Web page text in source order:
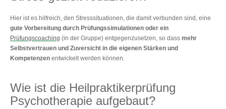
Hier ist es hilfreich, den Stresssituationen, die damit verbunden sind, eine
gute Vorbereitung durch Prüfungssimulationen oder ein
Prüfungscoaching (in der Gruppe) entgegenzusetzen, so dass mehr
Selbstvertrauen und Zuversicht in die eigenen Stärken und
Kompetenzen entwickelt werden können.
Wie ist die Heilpraktikerprüfung
Psychotherapie aufgebaut?